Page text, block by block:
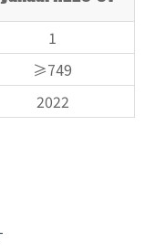
1
≥749
2022